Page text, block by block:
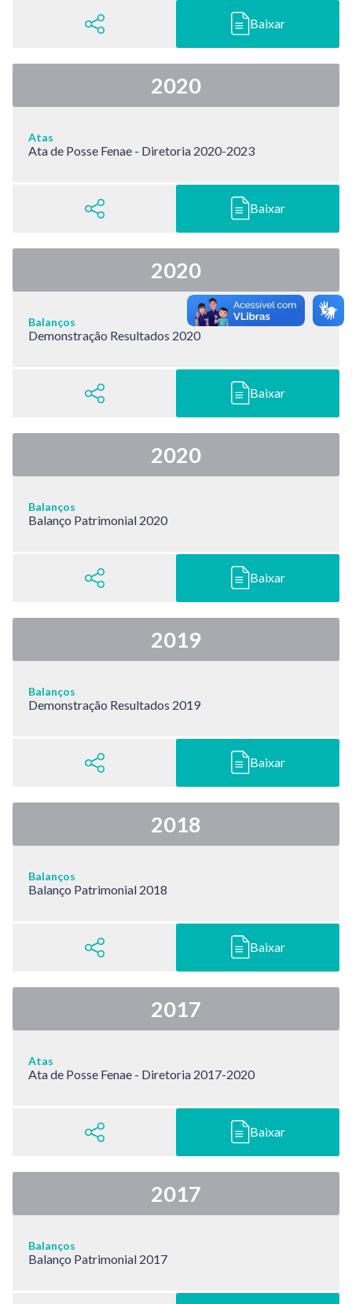
Baixar
2020
Atas
Ata de Posse Fenae - Diretoria 2020-2023
Baixar
2020
Balanços
Demonstração Resultados 2020
Baixar
2020
Balanços
Balanço Patrimonial 2020
Baixar
2019
Balanços
Demonstração Resultados 2019
Baixar
2018
Balanços
Balanço Patrimonial 2018
Baixar
2017
Atas
Ata de Posse Fenae - Diretoria 2017-2020
Baixar
2017
Balanços
Balanço Patrimonial 2017